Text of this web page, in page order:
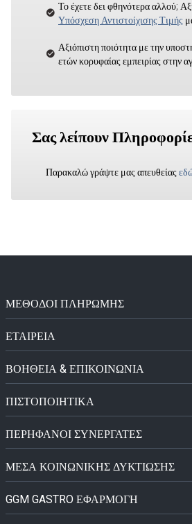
Το έχετε δει φθηνότερα αλλού;
Υπόσχεση Αντιστοίχισης Τιμής
Αξιόπιστη ποιότητα με την
ετών κορυφαίας εμπειρίας στην
Σας λείπουν
Παρακαλώ γράψτε μας απευθείας
ΜΈΘΟΔΟΙ ΠΛΗΡΩΜΉΣ
ΕΤΑΙΡΕΙΑ
ΒΟΗΘΕΙΑ & ΕΠΙΚΟΙΝΩΝΙΑ
ΠΙΣΤΟΠΟΙΗΤΙΚΆ
ΠΕΡΉΦΑΝΟΙ ΣΥΝΕΡΓΆΤΕΣ
ΜΈΣΑ ΚΟΙΝΩΝΙΚΉΣ ΔΥΚΤΊΩΣΗΣ
GGM GASTRO ΕΦΑΡΜΟΓΉ